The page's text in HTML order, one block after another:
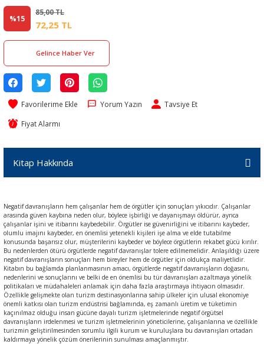
%15
85,00 TL
72,25 TL
Gelince Haber Ver
Yorum Yazın Tavsiye Et
Fiyat Alarmı
Kitap Hakkında
Negatif davranışların hem çalışanlar hem de örgütler için sonuçları yıkıcıdır. Çalışanlar
arasında güven kaybına neden olur, böylece işbirliği ve dayanışmayı öldürür, ayrıca
çalışanlar işini ve itibarını kaybedebilir. Örgütler ise güvenirliğini ve itibarını kaybeder,
olumlu imajını kaybeder, en önemlisi yetenekli kişileri işe alma ve elde tutabilme
konusunda başarısız olur, müşterilerini kaybeder ve böylece örgütlerin rekabet gücü kırılır.
Bu nedenlerden ötürü örgütlerde negatif davranışlar tolere edilmemelidir. Anlaşıldığı üzere
negatif davranışların sonuçları hem bireyler hem de örgütler için oldukça maliyetlidir.
Kitabın bu bağlamda planlanmasının amacı, örgütlerde negatif davranışların doğasını,
nedenlerini ve sonuçlarını ve belki de en önemlisi bu tür davranışları azaltmaya yönelik
politikaları ve müdahaleleri anlamak için daha fazla araştırmaya ihtiyacın olmasıdır.
Özellikle gelişmekte olan turizm destinasyonlarına sahip ülkeler için ulusal ekonomiye
önemli katkısı olan turizm endüstrisi bağlamında, eş zamanlı üretim ve tüketimin
kaçınılmaz olduğu insan gücüne dayalı turizm işletmelerinde negatif örgütsel
davranışların irdelenmesi ve turizm işletmelerinin yöneticilerine, çalışanlarına ve özellikle
turizmin geliştirilmesinden sorumlu ilgili kurum ve kuruluşlara bu davranışları ortadan
kaldırmaya yönelik çözüm önerilerinin sunulması amaçlanmıştır.